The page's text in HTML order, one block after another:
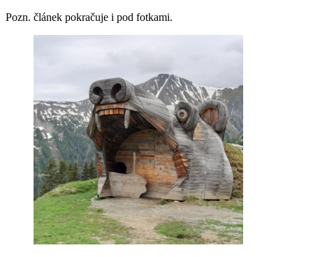
Pozn. článek pokračuje i pod fotkami.